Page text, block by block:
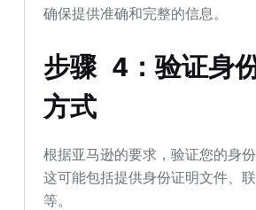
确保提供准确和完整的信息。
步骤 4：验证身
方式
根据亚马逊的要求，验证您的身份
这可能包括提供身份证明文件、
等。